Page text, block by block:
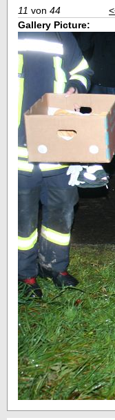
11 von 44
Gallery Picture: